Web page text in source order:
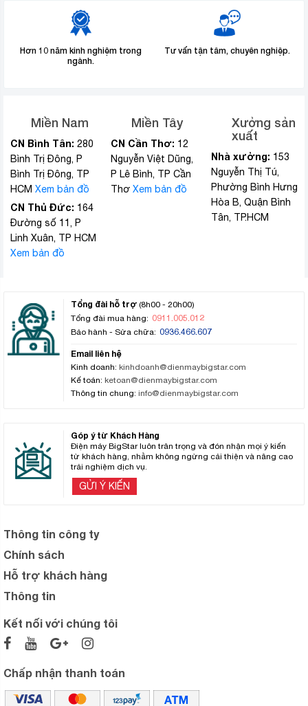
Hơn 10 năm kinh nghiệm trong
ngành.
Tư vấn tận tâm, chuyên nghiệp.
Miền Nam
CN Bình Tân: 280
Bình Trị Đông, P
Bình Trị Đông, TP
HCM Xem bản đồ
CN Thủ Đức: 164
Đường số 11, P
Linh Xuân, TP HCM
Xem bản đồ
Miền Tây
CN Cần Thơ: 12
Nguyễn Việt Dũng,
P Lê Bình, TP Cần
Thơ Xem bản đồ
Xưởng sản
xuất
Nhà xưởng: 153
Nguyễn Thị Tú,
Phường Bình Hưng
Hòa B, Quận Bình
Tân, TP.HCM
Tổng đài hỗ trợ (8h00 - 20h00)
Tổng đài mua hàng: 0911.005.012
Bảo hành - Sửa chữa: 0936.466.607
Email liên hệ
Kinh doanh: kinhdoanh@dienmaybigstar.com
Kế toán: ketoan@dienmaybigstar.com
Thông tin chung: info@dienmaybigstar.com
Góp ý từ Khách Hàng
Điện máy BigStar luôn trân trọng và đón nhận mọi ý kiến
từ khách hàng, nhằm không ngừng cải thiện và nâng cao
trải nghiệm dịch vụ.
GỬI Ý KIẾN
Thông tin công ty
Chính sách
Hỗ trợ khách hàng
Thông tin
Kết nối với chúng tôi
Chấp nhận thanh toán